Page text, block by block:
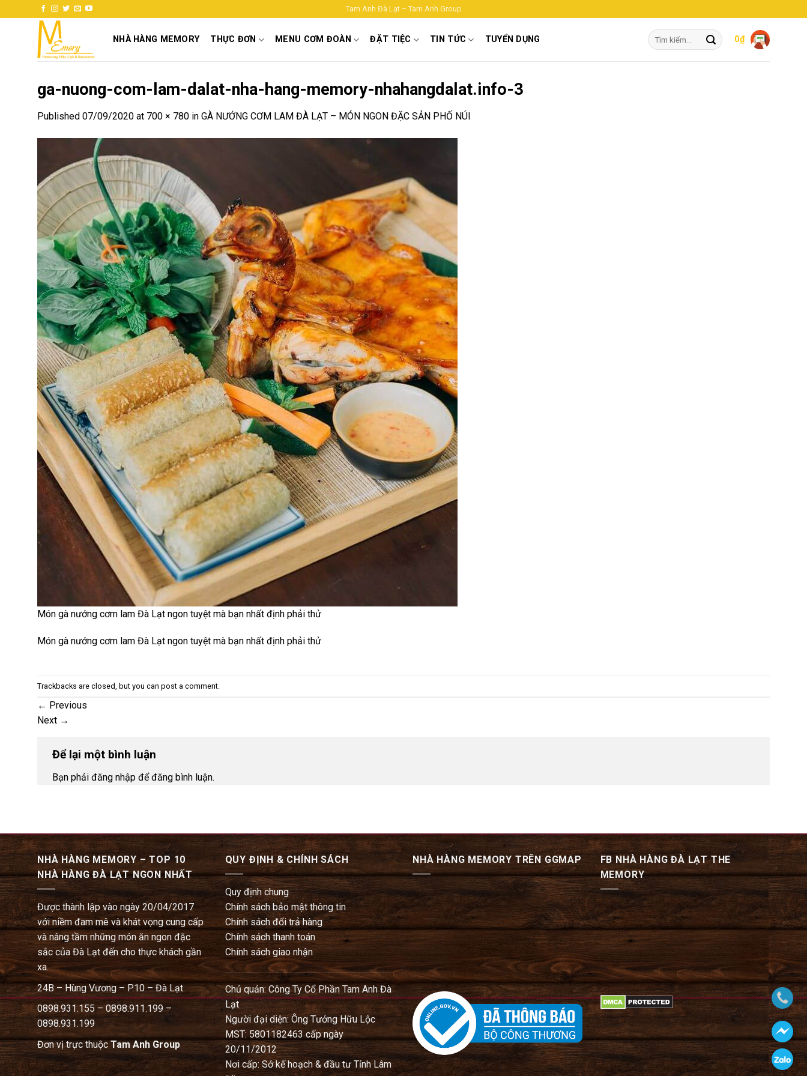
to
Tam Anh Đà Lạt – Tam Anh Group
NHÀ HÀNG MEMORY THỰC ĐƠN MENU CƠM ĐOÀN ĐẶT TIỆC TIN TỨC TUYỂN DỤNG
Tìm
kiếm:
0₫
ga-nuong-com-lam-dalat-nha-hang-memory-nhahangdalat.info-3
Published 07/09/2020 at 700 × 780 in GÀ NƯỚNG CƠM LAM ĐÀ LẠT – MÓN NGON ĐẶC SẢN PHỐ NÚI
Món gà nướng cơm lam Đà Lạt ngon tuyệt mà bạn nhất định phải thử
Món gà nướng cơm lam Đà Lạt ngon tuyệt mà bạn nhất định phải thử
Trackbacks are closed, but you can post a comment
← Previous
Next →
Để lại một bình luận
Bạn phải đăng nhập để đăng bình luận.
NHÀ HÀNG MEMORY – TOP 10
NHÀ HÀNG ĐÀ LẠT NGON NHẤT
Được thành lập vào ngày 20/04/2017
với niềm đam mê và khát vọng cung cấp
và nâng tầm những món ăn ngon đặc
sắc của Đà Lạt đến cho thực khách gần
xa.
24B – Hùng Vương – P.10 – Đà Lạt
0898.931.155 – 0898.911.199 –
0898.931.199
Đơn vị trực thuộcTam Anh Group
QUY ĐỊNH & CHÍNH SÁCH
Quy định chung
Chính sách bảo mật thông tin
Chính sách đổi trả hàng
Chính sách thanh toán
Chính sách giao nhận
Chủ quản: Công Ty Cổ Phần Tam Anh Đà
Lạt
Người đại diện: Ông Tưởng Hữu Lộc
MST: 5801182463 cấp ngày
20/11/2012
Nơi cấp: Sở kế hoạch & đầu tư Tỉnh Lâm
NHÀ HÀNG MEMORY TRÊN GGMAP
FB NHÀ HÀNG ĐÀ LẠT THE
MEMORY